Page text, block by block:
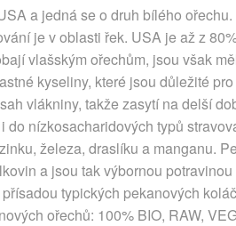
a jedná se o druh bílého ořechu.
je v oblasti řek. USA je až z
vlašským ořechům, jsou však
kyseliny, které jsou důležité
vlákniny, takže zasytí na delší
nízkosacharidových typů
železa, draslíku a manganu.
a jsou tak výbornou potravinou
typických pekanových
ořechů: 100% BIO, RAW,